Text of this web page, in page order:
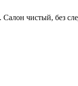
чистый, без